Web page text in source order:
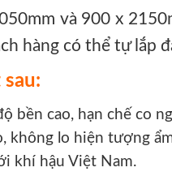
và 900 x
hàng có thể tự lắp
bền cao, hạn chế co
không lo hiện tượng
khí hậu Việt Nam.